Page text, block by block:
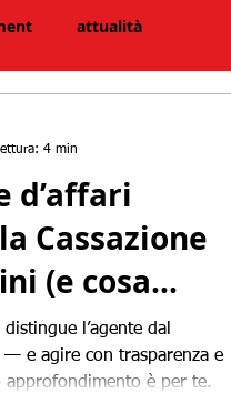
attualità
Enasarco
d’affari
Cassazione
(e cosa
e
l’agente dal
— e agire con trasparenza e
è per te.
4 min